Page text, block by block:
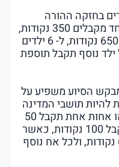
בחזקה ההורה
שמבקש את הסיוע, עבור ילד אחד מקבלים 350 נקודות,
שני ילדים 500 נקודות, 3 ילדים 650 נקודות, ל- 6 ילדים
כל ילד נוסף תקבל תוספת
הסיוע משפיע על
להיות תושבי המדינה
ואזרחי ישראל. עבור אח אחד או אחות אחת תקבל 50
נקודות, עבור 2 אחים/אחיות תקבל 100 נקודות, כאשר
עבור 6 אחים ואחיות תקבל 650 נקודות, ולכל אח נוסף